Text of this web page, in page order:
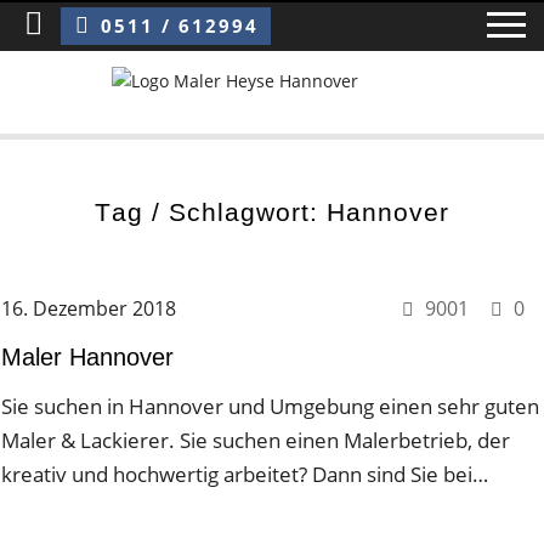
Sie sind hier:Maler Hannover
0511 / 612994
Mitarbeiter / Das Team
Referenzen und Kundenbewertungen
Tag / Schlagwort: Hannover
16. Dezember 2018 9001
0
Maler Hannover
Sie suchen in Hannover und Umgebung einen sehr guten
Maler & Lackierer. Sie suchen einen Malerbetrieb, der
kreativ und hochwertig arbeitet? Dann sind Sie bei…